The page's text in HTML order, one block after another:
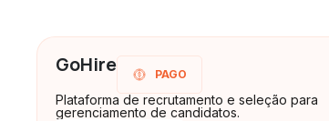
GoHire PAGO
Plataforma de recrutamento e seleção para
gerenciamento de candidatos.